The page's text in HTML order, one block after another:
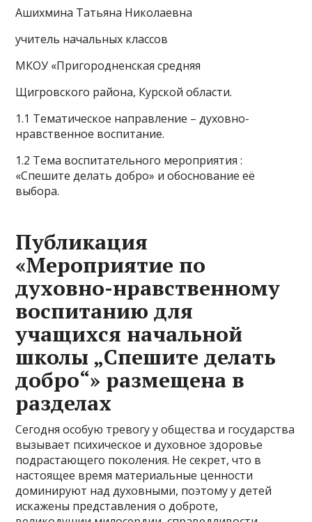
Ашихмина Татьяна Николаевна
учитель начальных классов
МКОУ «Пригородненская средняя
Щигровского района, Курской области.
1.1 Тематическое направление – духовно-
нравственное воспитание.
1.2 Тема воспитательного мероприятия :
«Спешите делать добро» и обоснование её
выбора.
Публикация
«Мероприятие по
духовно-нравственному
воспитанию для
учащихся начальной
школы „Спешите делать
добро“» размещена в
разделах
Сегодня особую тревогу у общества и государства
вызывает психическое и духовное здоровье
подрастающего поколения. Не секрет, что в
настоящее время материальные ценности
доминируют над духовными, поэтому у детей
искажены представления о доброте,